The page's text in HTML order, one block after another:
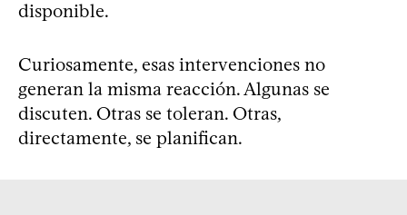
disponible.
Curiosamente, esas intervenciones no
generan la misma reacción. Algunas se
discuten. Otras se toleran. Otras,
directamente, se planifican.